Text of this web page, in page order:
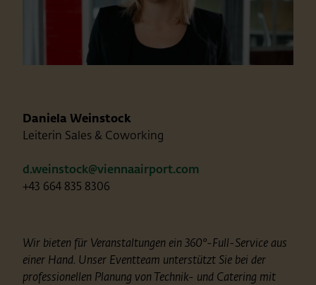
Daniela Weinstock
Leiterin Sales & Coworking
d.weinstock@viennaairport.com
+43 664 835 8306
Wir bieten für Veranstaltungen ein 360°-Full-Service aus
einer Hand. Unser Eventteam unterstützt Sie bei der
professionellen Planung von Technik- und Catering mit